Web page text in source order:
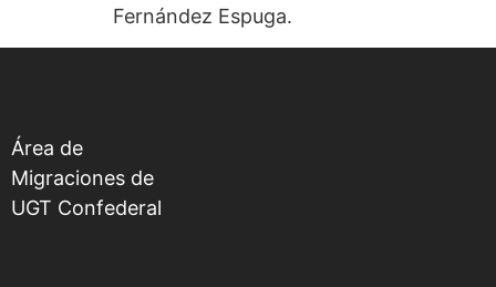
Fernández Espuga.
Área de
Migraciones de
UGT Confederal